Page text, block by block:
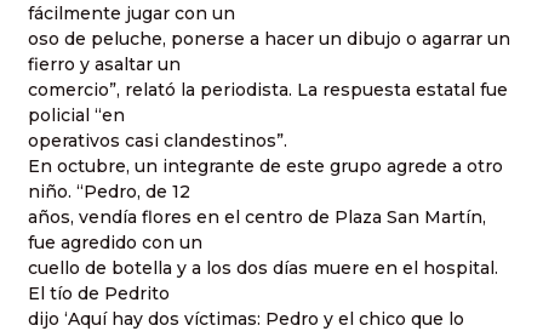
fácilmente jugar con un
oso de peluche, ponerse a hacer un dibujo o agarrar un
fierro y asaltar un
comercio”, relató la periodista. La respuesta estatal fue
policial “en
operativos casi clandestinos”.
En octubre, un integrante de este grupo agrede a otro
niño. “Pedro, de 12
años, vendía flores en el centro de Plaza San Martín,
fue agredido con un
cuello de botella y a los dos días muere en el hospital.
El tío de Pedrito
dijo ‘Aquí hay dos víctimas: Pedro y el chico que lo